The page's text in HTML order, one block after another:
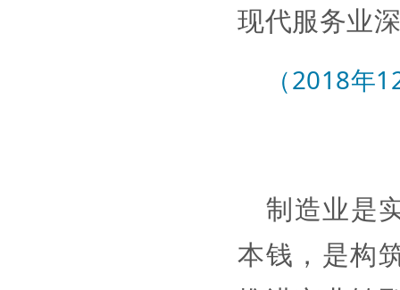
现代服务业
（2018年
制造业是
本钱，是构